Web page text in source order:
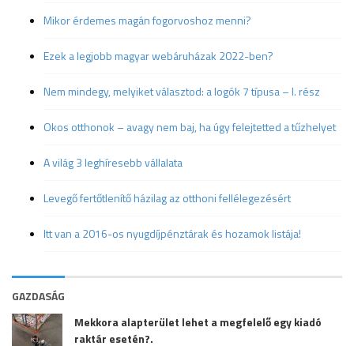
Mikor érdemes magán fogorvoshoz menni?
Ezek a legjobb magyar webáruházak 2022-ben?
Nem mindegy, melyiket választod: a logók 7 típusa – I. rész
Okos otthonok – avagy nem baj, ha úgy felejtetted a tűzhelyet
A világ 3 leghíresebb vállalata
Levegő fertőtlenítő házilag az otthoni fellélegezésért
Itt van a 2016-os nyugdíjpénztárak és hozamok listája!
GAZDASÁG
Mekkora alapterület lehet a megfelelő egy kiadó
raktár esetén?.